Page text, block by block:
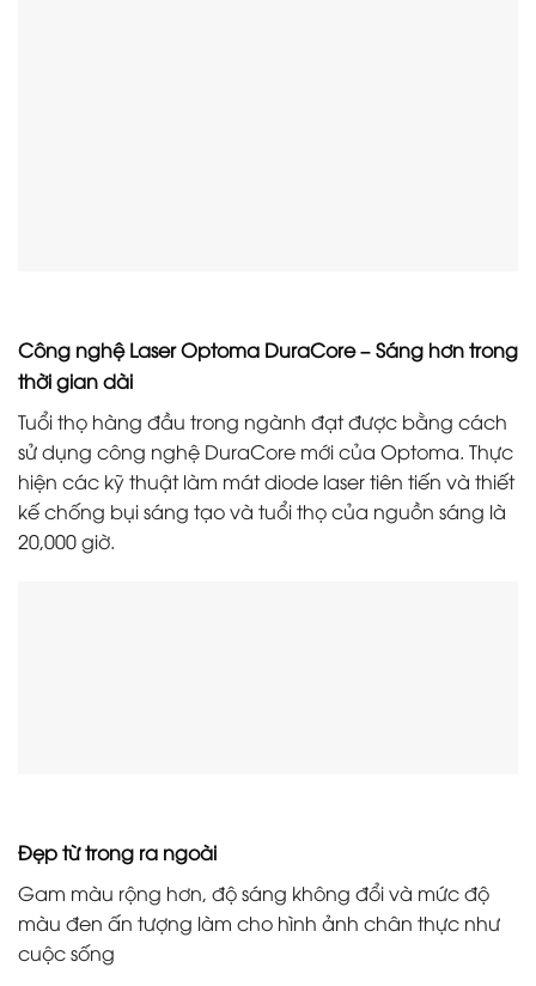
Công nghệ Laser Optoma DuraCore – Sáng hơn trong
thời gian dài
Tuổi thọ hàng đầu trong ngành đạt được bằng cách
sử dụng công nghệ DuraCore mới của Optoma. Thực
hiện các kỹ thuật làm mát diode laser tiên tiến và thiết
kế chống bụi sáng tạo và tuổi thọ của nguồn sáng là
20,000 giờ.
Đẹp từ trong ra ngoài
Gam màu rộng hơn, độ sáng không đổi và mức độ
màu đen ấn tượng làm cho hình ảnh chân thực như
cuộc sống